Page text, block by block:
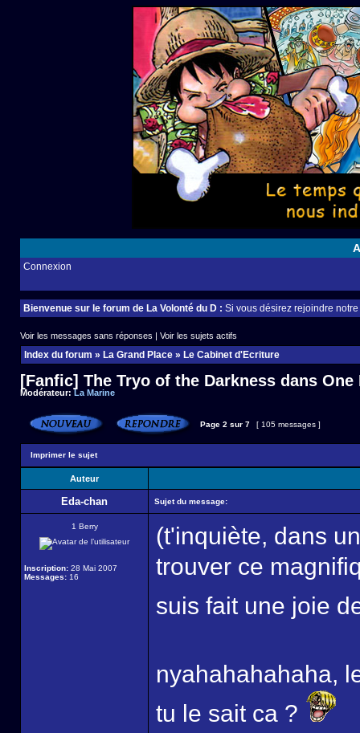
Connexion
Bienvenue sur le forum de La Volonté du D : Si vous désirez rejoindre
Voir les messages sans réponses | Voir les sujets actifs
Index du forum » La Grand Place » Le Cabinet d'Ecriture
[Fanfic] The Tryo of the Darkness dans One
Modérateur:La Marine
Page 2 sur 7 [ 105 messages ]
Imprimer le sujet
Auteur
Eda-chan Sujet du message:
1 Berry
Inscription: 28 Mai 2007
Messages: 16
(t'inquiète, dans
trouver ce
suis fait une joie
nyahahahahaha,
tu le sait ca ?